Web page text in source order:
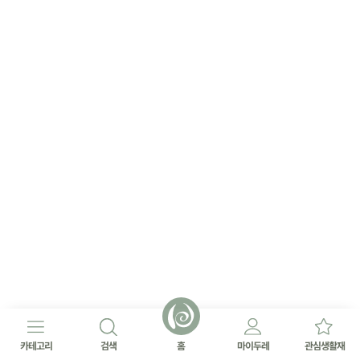
카테고리 검색 홈 마이두레 관심생활재